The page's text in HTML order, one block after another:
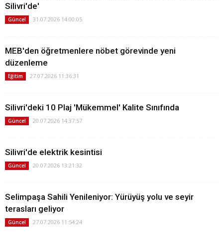
Silivri'de'
Güncel 31.07.2026 14:00:05
MEB'den öğretmenlere nöbet görevinde yeni
düzenleme
Eğitim 27.07.2026 11:36:31
Silivri'deki 10 Plaj 'Mükemmel' Kalite Sınıfında
Güncel 20.07.2026 14:37:57
Silivri'de elektrik kesintisi
Güncel 20.07.2026 13:21:32
Selimpaşa Sahili Yenileniyor: Yürüyüş yolu ve seyir
terasları geliyor
Güncel 27.07.2026 11:54:24